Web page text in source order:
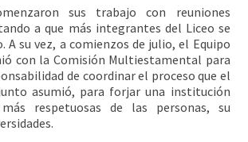
sus trabajo con reuniones
a que más integrantes del Liceo se
A su vez, a comienzos de julio, el Equipo
con la Comisión Multiestamental para
de coordinar el proceso que el
asumió, para forjar una institución
respetuosas de las personas, su